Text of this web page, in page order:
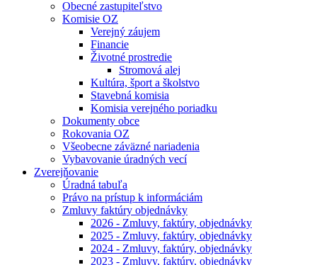
Obecné zastupiteľstvo
Komisie OZ
Verejný záujem
Financie
Životné prostredie
Stromová alej
Kultúra, šport a školstvo
Stavebná komisia
Komisia verejného poriadku
Dokumenty obce
Rokovania OZ
Všeobecne záväzné nariadenia
Vybavovanie úradných vecí
Zverejňovanie
Úradná tabuľa
Právo na prístup k informáciám
Zmluvy faktúry objednávky
2026 - Zmluvy, faktúry, objednávky
2025 - Zmluvy, faktúry, objednávky
2024 - Zmluvy, faktúry, objednávky
2023 - Zmluvy, faktúry, objednávky